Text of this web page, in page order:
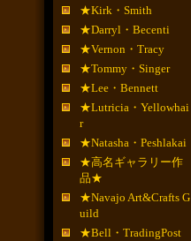
★Kirk・Smith
★Darryl・Becenti
★Vernon・Tracy
★Tommy・Singer
★Lee・Bennett
★Lutricia・Yellowhai
r
★Natasha・Peshlakai
★高名ギャラリー作
品★
★Navajo Art&Crafts G
uild
★Bell・TradingPost